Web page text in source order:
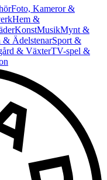
Foto, Kameror &
Hem &
KonstMusikMynt &
& ÄdelstenarSport &
& VäxterTV-spel &